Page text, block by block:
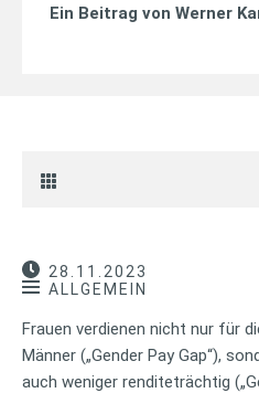
Ein Beitrag von Werner
28.11.2023
ALLGEMEIN
Frauen verdienen nicht nur für
Männer („Gender Pay Gap“),
auch weniger renditeträchtig